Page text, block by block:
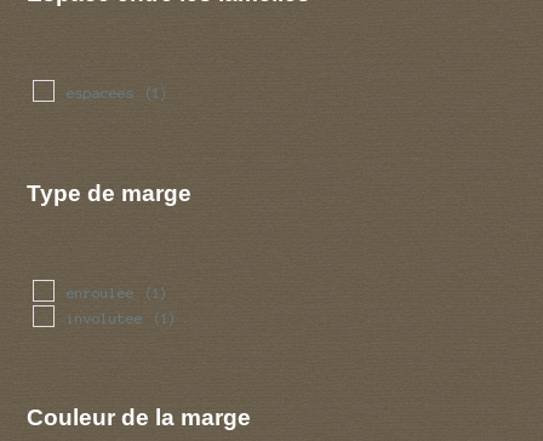
espacees (1)
Type de marge
enroulee (1)
involutee (1)
Couleur de la marge